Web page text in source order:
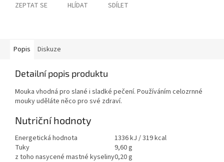
ZEPTAT SE HLÍDAT SDÍLET
Popis Diskuze
Detailní popis produktu
Mouka vhodná pro slané i sladké pečení. Používáním celozrnné
mouky uděláte něco pro své zdraví.
Nutriční hodnoty
Energetická hodnota
1336 kJ / 319 kcal
Tuky
9,60 g
z toho nasycené mastné kyseliny0,20 g